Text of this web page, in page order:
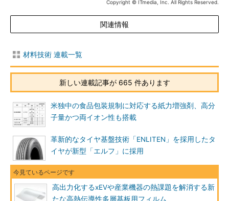
Copyright © ITmedia, Inc. All Rights Reserved.
関連情報
材料技術 連載一覧
新しい連載記事が 665 件あります
米独中の食品包装規制に対応する紙力増強剤、高分
子量かつ両イオン性も搭載
革新的なタイヤ基盤技術「ENLITEN」を採用したタ
イヤが新型「エルフ」に採用
高出力化するxEVや産業機器の熱課題を解消する新
たな高熱伝導性多層基板用フィルム